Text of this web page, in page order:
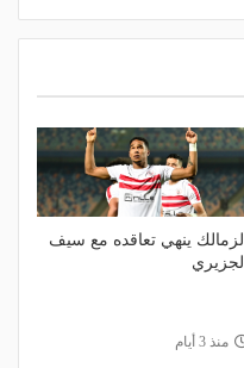
الزمالك ينهي تعاقده مع سيف
الجزيري
منذ 3 أيام